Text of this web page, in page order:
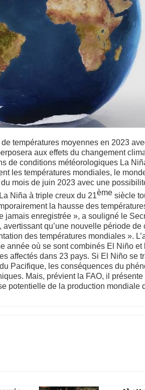
températures moyennes en 2023
aux effets du changement
de conditions météorologiques La
les températures mondiales, le
mois de juin 2023 avec une
Niña à triple creux du 21ème siècle
la hausse des
jamais enregistrée », a souligné le
qu’une nouvelle période de
des températures mondiales ».
année où se sont combinés El Niño et
affectés dans 23 pays. Si El Niño se
Pacifique, les conséquences du
Mais, prévient la FAO, il
potentielle de la production mondiale